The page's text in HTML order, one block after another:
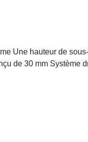
Une hauteur de
de 30 mm Système